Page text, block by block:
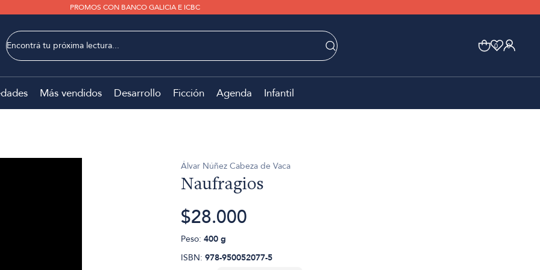
PROMOS CON BANCO GALICIA E ICBC
0 0
Más vendidos Desarrollo Ficción Agenda Infantil
Álvar Núñez Cabeza de Vaca
Naufragios
$28.000
Peso: 400 g
ISBN: 978-950052077-5